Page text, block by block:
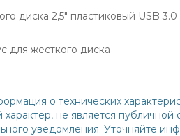
диска 2,5" пластиковый USB
для жесткого диска
о технических
характер, не является
уведомления. Уточняйте